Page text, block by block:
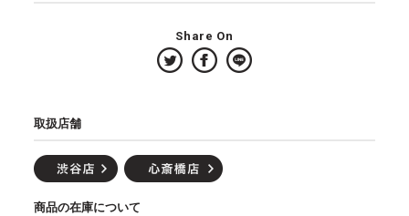
Share On
取扱店舗
商品の在庫について